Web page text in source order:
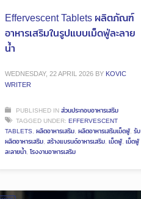
Effervescent Tablets ผลิตภัณฑ์
อาหารเสริมในรูปแบบเม็ดฟู่ละลาย
น้ำ
WEDNESDAY, 22 APRIL 2026 BY KOVIC
WRITER
PUBLISHED INส่วนประกอบอาหารเสริม
TAGGED UNDER: EFFERVESCENT
TABLETS, ผลิตอาหารเสริม, ผลิตอาหารเสริมเม็ดฟู่, รับ
ผลิตอาหารเสริม, สร้างแบรนด์อาหารเสริม, เม็ดฟู่, เม็ดฟู่
ละลายน้ำ, โรงงานอาหารเสริม